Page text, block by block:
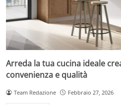
Arreda la tua cucina ideale
convenienza e qualità
Team Redazione Febbraio 27, 2026